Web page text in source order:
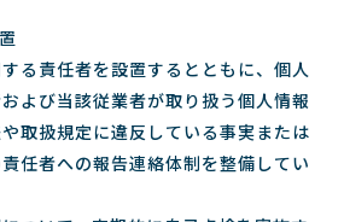
る責任者を設置するとともに、個人
よび当該従業者が取り扱う個人情報
取扱規定に違反している事実または
任者への報告連絡体制を整備してい